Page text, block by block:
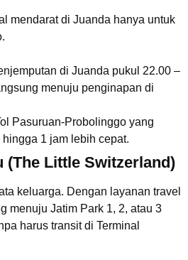
mendarat di Juanda hanya untuk
di Juanda pukul 22.00 –
menuju penginapan di
Pasuruan-Probolinggo yang
1 jam lebih cepat.
(The Little Switzerland)
keluarga. Dengan layanan travel
menuju Jatim Park 1, 2, atau 3
harus transit di Terminal